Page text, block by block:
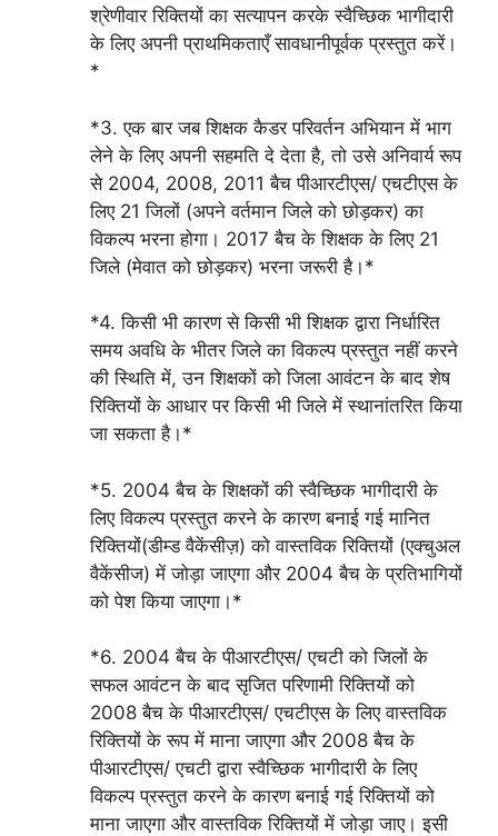
श्रेणीवार रिक्तियों का सत्यापन करके स्वैच्छिक भागीदारी
के लिए अपनी प्राथमिकताएँ सावधानीपूर्वक प्रस्तुत करें।
*
*3. एक बार जब शिक्षक कैडर परिवर्तन अभियान में भाग
लेने के लिए अपनी सहमति दे देता है, तो उसे अनिवार्य रूप
से 2004, 2008, 2011 बैच पीआरटीएस/ एचटीएस के
लिए 21 जिलों (अपने वर्तमान जिले को छोड़कर) का
विकल्प भरना होगा। 2017 बैच के शिक्षक के लिए 21
जिले (मेवात को छोड़कर) भरना जरूरी है।*
*4. किसी भी कारण से किसी भी शिक्षक द्वारा निर्धारित
समय अवधि के भीतर जिले का विकल्प प्रस्तुत नहीं करने
की स्थिति में, उन शिक्षकों को जिला आवंटन के बाद शेष
रिक्तियों के आधार पर किसी भी जिले में स्थानांतरित किया
जा सकता है।*
*5. 2004 बैच के शिक्षकों की स्वैच्छिक भागीदारी के
लिए विकल्प प्रस्तुत करने के कारण बनाई गई मानित
रिक्तियों(डीम्ड वैकेंसीज़) को वास्तविक रिक्तियों (एक्चुअल
वैकेंसीज) में जोड़ा जाएगा और 2004 बैच के प्रतिभागियों
को पेश किया जाएगा।*
*6. 2004 बैच के पीआरटीएस/ एचटी को जिलों के
सफल आवंटन के बाद सृजित परिणामी रिक्तियों को
2008 बैच के पीआरटीएस/ एचटीएस के लिए वास्तविक
रिक्तियों के रूप में माना जाएगा और 2008 बैच के
पीआरटीएस/ एचटी द्वारा स्वैच्छिक भागीदारी के लिए
विकल्प प्रस्तुत करने के कारण बनाई गई रिक्तियों को
माना जाएगा और वास्तविक रिक्तियों में जोड़ा जाए। इसी